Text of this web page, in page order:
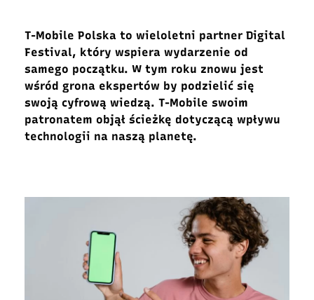
T-Mobile Polska to wieloletni partner Digital
Festival, który wspiera wydarzenie od
samego początku. W tym roku znowu jest
wśród grona ekspertów by podzielić się
swoją cyfrową wiedzą. T-Mobile swoim
patronatem objął ścieżkę dotyczącą wpływu
technologii na naszą planetę.